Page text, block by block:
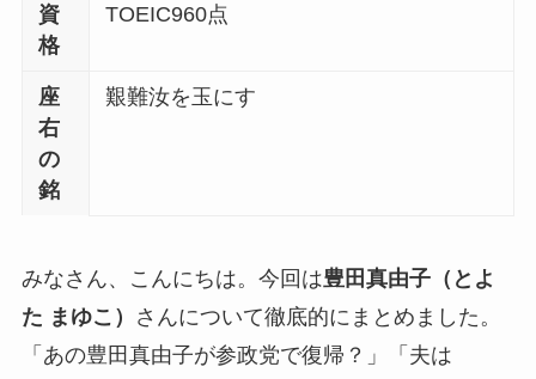
資
格
TOEIC960点
座
右
の
銘
艱難汝を玉にす
みなさん、こんにちは。今回は豊田真由子（とよ
た まゆこ）
さんについて徹底的にまとめました。
「あの豊田真由子が参政党で復帰？」「夫は